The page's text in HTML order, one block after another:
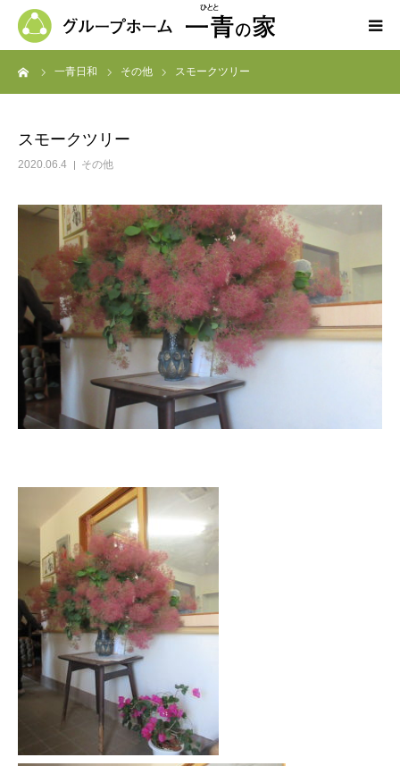
一青日和 その他 スモークツリー
スモークツリー
2020.06.4 その他
ホーム
ブログ
よくある質問
お問い合わせ